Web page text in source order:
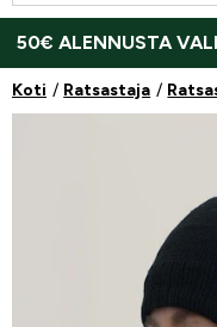
50€ ALENNUSTA
Koti Ratsastaja